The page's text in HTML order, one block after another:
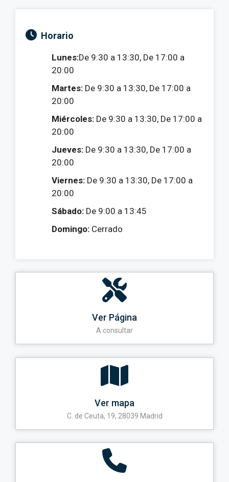
Horario
Lunes:De 9:30 a 13:30, De 17:00 a
20:00
Martes: De 9:30 a 13:30, De 17:00 a
20:00
Miércoles: De 9:30 a 13:30, De 17:00 a
20:00
Jueves: De 9:30 a 13:30, De 17:00 a
20:00
Viernes: De 9:30 a 13:30, De 17:00 a
20:00
Sábado: De 9:00 a 13:45
Domingo: Cerrado
Ver Página
A consultar
Ver mapa
C. de Ceuta, 19, 28039 Madrid